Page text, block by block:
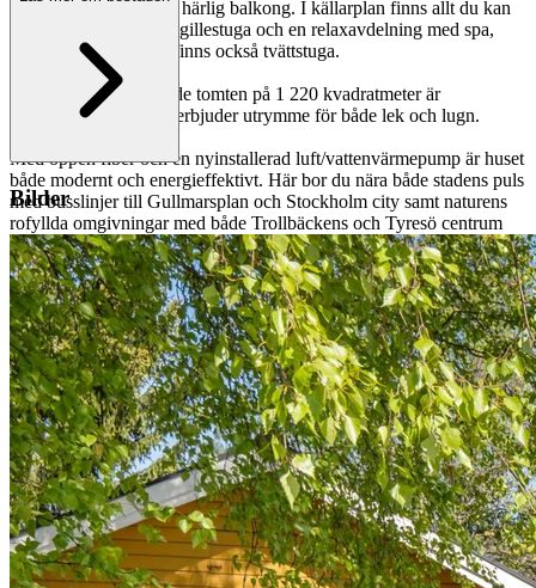
hall med utgång till en härlig balkong. I källarplan finns allt du kan
önska för avkoppling: gillestuga och en relaxavdelning med spa,
dusch och bastu. Här finns också tvättstuga.
Den nyligen avstyckade tomten på 1 220 kvadratmeter är
huvudfastigheten och erbjuder utrymme för både lek och lugn.
Med öppen fiber och en nyinstallerad luft/vattenvärmepump är huset
både modernt och energieffektivt. Här bor du nära både stadens puls
med busslinjer till Gullmarsplan och Stockholm city samt naturens
rofyllda omgivningar med både Trollbäckens och Tyresö centrum
inom räckhåll. Missa inte chansen att förvärva denna fantastiska villa
på Genvägen. Välkommen hem!
Bilder